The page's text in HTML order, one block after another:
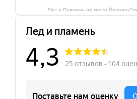
Лёд и Пламень на карте